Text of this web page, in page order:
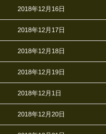
2018年12月16日
2018年12月17日
2018年12月18日
2018年12月19日
2018年12月1日
2018年12月20日